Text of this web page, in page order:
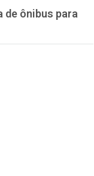
de ônibus para